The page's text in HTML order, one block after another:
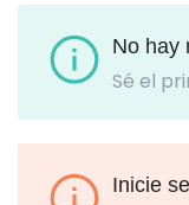
No hay
Sé el
Inicie